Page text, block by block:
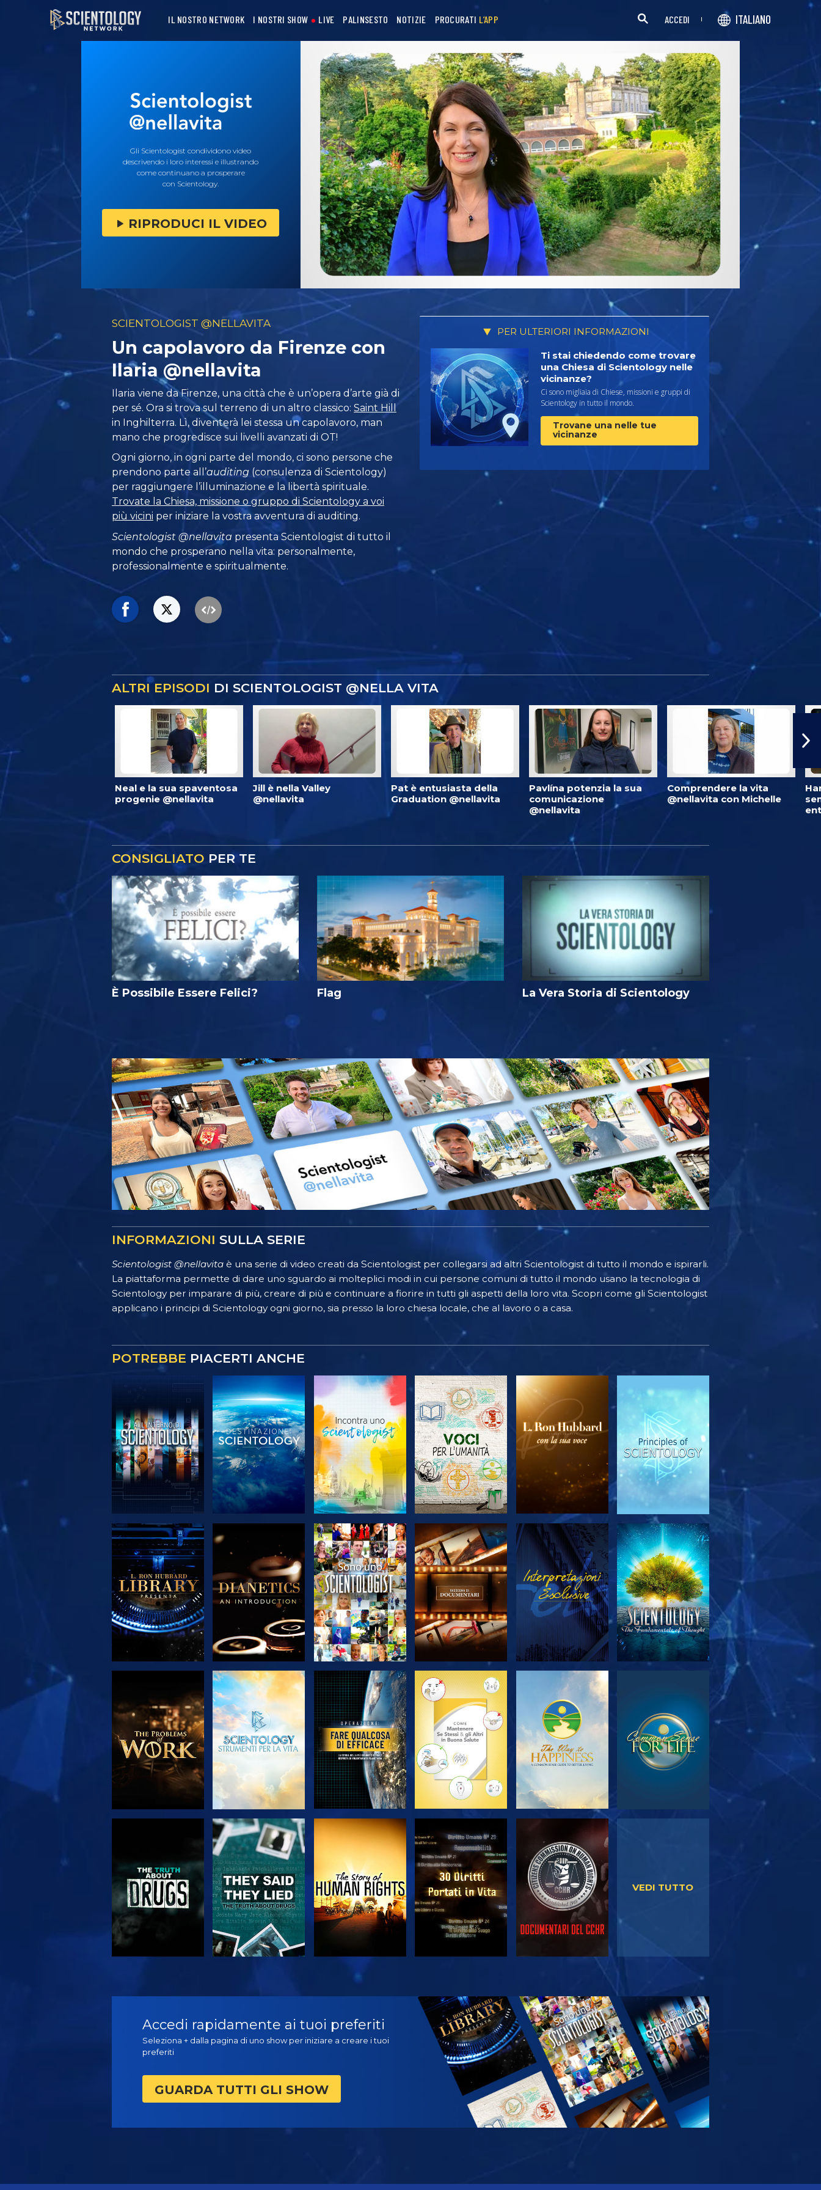
IL NOSTRO NETWORK I NOSTRI SHOW LIVE PALINSESTO NOTIZIE PROCURATI L’APP ACCEDI ITALIANO
Gli Scientologist condividono video
descrivendo i loro interessi e illustrando
come continuano a prosperare
con Scientology.
RIPRODUCI IL VIDEO
SCIENTOLOGIST @NELLAVITA
Un capolavoro da Firenze con
Ilaria @nellavita
Ilaria viene da Firenze, una città che è un’opera d’arte già di
per sé. Ora si trova sul terreno di un altro classico:Saint Hill
in Inghilterra. Lì, diventerà lei stessa un capolavoro, man
mano che progredisce sui livelli avanzati di OT!
Ogni giorno, in ogni parte del mondo, ci sono persone che
prendono parte all’auditing (consulenza di Scientology)
per raggiungere l’illuminazione e la libertà spirituale.
Trovate la Chiesa, missione o gruppo di Scientology a voi
più vicini per iniziare la vostra avventura di auditing.
Scientologist @nellavita presenta Scientologist di tutto il
mondo che prosperano nella vita: personalmente,
professionalmente e spiritualmente.
PER ULTERIORI INFORMAZIONI
Ti stai chiedendo come trovare
una Chiesa di Scientology nelle
vicinanze?
Ci sono migliaia di Chiese, missioni e gruppi di
Scientology in tutto il mondo.
Trovane una nelle tue
vicinanze
ALTRI EPISODI DI SCIENTOLOGIST @NELLA VITA
Neal e la sua spaventosa
progenie @nellavita
Jill è nella Valley
@nellavita
Pat è entusiasta della
Graduation @nellavita
Pavlína potenzia la sua
comunicazione
@nellavita
Comprendere la vita
@nellavita con Michelle
CONSIGLIATO PER TE
È Possibile Essere Felici? Flag La Vera Storia di Scientology
INFORMAZIONI SULLA SERIE
Scientologist @nellavita è una serie di video creati da Scientologist per collegarsi ad altri Scientologist di tutto il mondo e ispirarli.
La piattaforma permette di dare uno sguardo ai molteplici modi in cui persone comuni di tutto il mondo usano la tecnologia di
Scientology per imparare di più, creare di più e continuare a fiorire in tutti gli aspetti della loro vita. Scopri come gli Scientologist
applicano i principi di Scientology ogni giorno, sia presso la loro chiesa locale, che al lavoro o a casa.
POTREBBE PIACERTI ANCHE
ESPLORA LE
SERIE
ESPLORA LE
SERIE
ESPLORA LE
SERIE
ESPLORA LE
SERIE
ESPLORA LE
SERIE
GUARDA
ESPLORA LE
SERIE
GUARDA
ESPLORA LE
SERIE
ESPLORA LE
SERIE
ESPLORA LE
SERIE
GUARDA GUARDA GUARDA GUARDA
GUARDA
ESPLORA LE
SERIE
VEDI TUTTO
Accedi rapidamente ai tuoi preferiti
Seleziona + dalla pagina di uno show per iniziare a creare i tuoi
preferiti
GUARDA TUTTI GLI SHOW